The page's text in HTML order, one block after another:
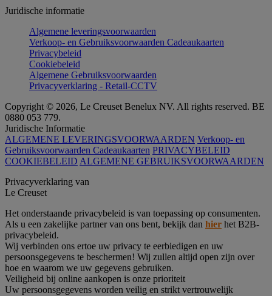
Juridische informatie
Algemene leveringsvoorwaarden
Verkoop- en Gebruiksvoorwaarden Cadeaukaarten
Privacybeleid
Cookiebeleid
Algemene Gebruiksvoorwaarden
Privacyverklaring - Retail-CCTV
Copyright © 2026, Le Creuset Benelux NV. All rights reserved. BE
0880 053 779.
Juridische Informatie
ALGEMENE LEVERINGSVOORWAARDEN Verkoop- en
Gebruiksvoorwaarden Cadeaukaarten PRIVACYBELEID
COOKIEBELEID ALGEMENE GEBRUIKSVOORWAARDEN
Privacyverklaring van
Le Creuset
Het onderstaande privacybeleid is van toepassing op consumenten.
Als u een zakelijke partner van ons bent, bekijk dan hier het B2B-
privacybeleid.
Wij verbinden ons ertoe uw privacy te eerbiedigen en uw
persoonsgegevens te beschermen! Wij zullen altijd open zijn over
hoe en waarom we uw gegevens gebruiken.
Veiligheid bij online aankopen is onze prioriteit
Uw persoonsgegevens worden veilig en strikt vertrouwelijk